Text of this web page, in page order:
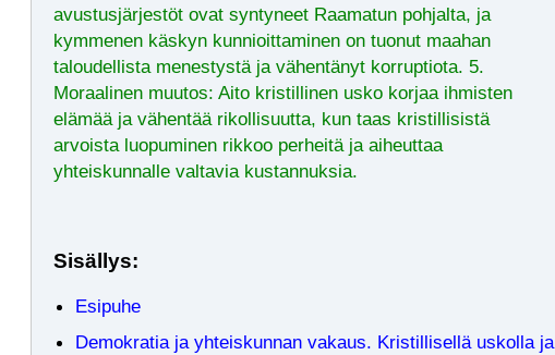
avustusjärjestöt ovat syntyneet Raamatun pohjalta, ja
kymmenen käskyn kunnioittaminen on tuonut maahan
taloudellista menestystä ja vähentänyt korruptiota. 5.
Moraalinen muutos: Aito kristillinen usko korjaa ihmisten
elämää ja vähentää rikollisuutta, kun taas kristillisistä
arvoista luopuminen rikkoo perheitä ja aiheuttaa
yhteiskunnalle valtavia kustannuksia.
Sisällys:
Esipuhe
Demokratia ja yhteiskunnan vakaus. Kristillisellä uskolla ja